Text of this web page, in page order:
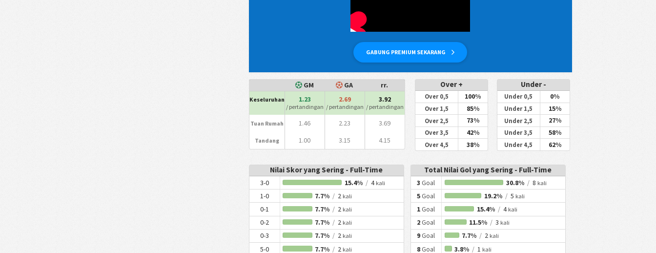
GABUNG PREMIUM SEKARANG
GM GA rr.
Keseluruhan 1.23
/ pertandingan
2.69
/ pertandingan
3.92
/ pertandingan
Tuan Rumah 1.46 2.23 3.69
Tandang 1.00 3.15 4.15
Over +
Over 0,5 100%
Over 1,5 85%
Over 2,5 73%
Over 3,5 42%
Over 4,5 38%
Under -
Under 0,5 0%
Under 1,5 15%
Under 2,5 27%
Under 3,5 58%
Under 4,5 62%
Nilai Skor yang Sering - Full-Time
3-0 15.4% /4 kali
1-0 7.7% / 2 kali
0-1 7.7% / 2 kali
0-2 7.7% / 2 kali
0-3 7.7% / 2 kali
5-0 7.7% / 2 kali
Total Nilai Gol yang Sering - Full-Time
3Goal 30.8% /8 kali
5Goal 19.2% /5 kali
1Goal 15.4% /4 kali
2Goal 11.5% / 3 kali
9Goal 7.7% / 2 kali
8Goal 3.8% / 1 kali